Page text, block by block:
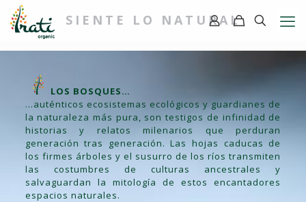
SIENTE LO NATURAL
LOS BOSQUES…
…auténticos ecosistemas ecológicos y guardianes de
la naturaleza más pura, son testigos de infinidad de
historias y relatos milenarios que perduran
generación tras generación. Las hojas caducas de
los firmes árboles y el susurro de los ríos transmiten
las costumbres de culturas ancestrales y
salvaguardan la mitología de estos encantadores
espacios naturales.